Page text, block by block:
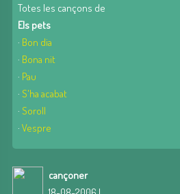
Totes les cançons de
Els pets
· Bon dia
· Bona nit
· Pau
· S'ha acabat
· Soroll
· Vespre
cançoner